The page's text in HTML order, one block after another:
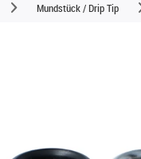
Mundstück / Drip Tip